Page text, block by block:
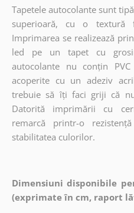
Tapetele autocolante sunt
superioară, cu o
Imprimarea se realizează
led pe un tapet cu
autocolante nu conțin
acoperite cu un adeziv
trebuie să îți faci griji că
Datorită imprimării cu
remarcă printr-o
stabilitatea culorilor.
Dimensiuni disponibile
(exprimate în cm, raport